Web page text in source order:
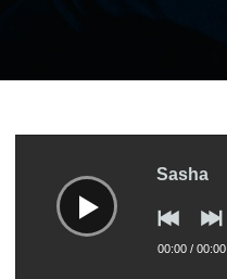
Sasha
00:00 / 00:00